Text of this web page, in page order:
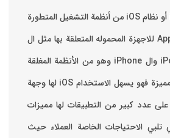
يعتبر نظام ال iPhone أو نظام iOS من أنظمة التشغيل المتطورة
التي سوقتها شركة Apple للاجهزة المحموله المتعلقة بها مثل ال
iPad وال iPod Touch وال iPhone وهو من الأنظمة المغلقة
التي تتميز بسمعتها المميزة فهو يسهل الاستخدام ‏iOS لها وجهة
عدد كبير من التطبيقات لها مميزات
تلبي الاحتياجات الخاصة العملاء حيث